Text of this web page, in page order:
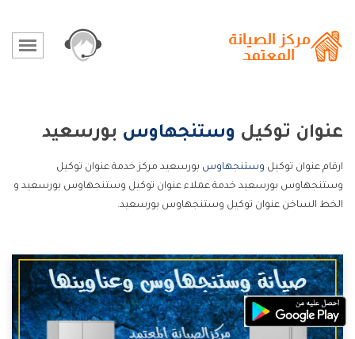
عنوان توكيل وستنجهاوس بورسعيد
ارقام عنوان توكيل وستنجهاوس بورسعيد مركز خدمة عنوان توكيل
وستنجهاوس بورسعيد خدمة عملاء عنوان توكيل وستنجهاوس بورسعيد و
الخط الساخن عنوان توكيل وستنجهاوس بورسعيد.